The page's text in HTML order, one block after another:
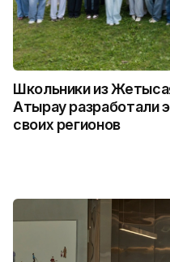
Школьники из
Атырау разработали
своих регионов